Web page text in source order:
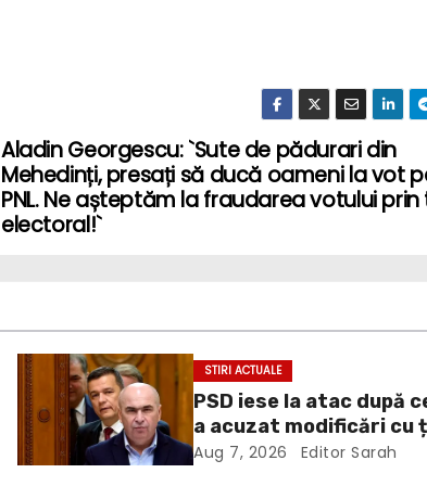
Aladin Georgescu: `Sute de pădurari din
Mehedinți, presați să ducă oameni la vot
PNL. Ne așteptăm la fraudarea votului prin
electoral!`
STIRI ACTUALE
PSD iese la atac după
a acuzat modificări cu
politică la Legea ANI: O
Aug 7, 2026 Editor Sarah